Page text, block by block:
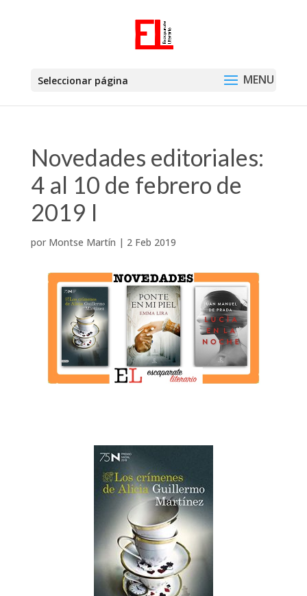
Seleccionar página
Novedades editoriales:
4 al 10 de febrero de
2019 I
por Montse Martín | 2 Feb 2019